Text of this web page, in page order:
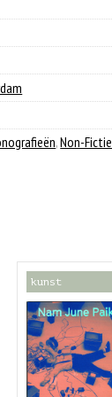
,Non-Fictie
kunst